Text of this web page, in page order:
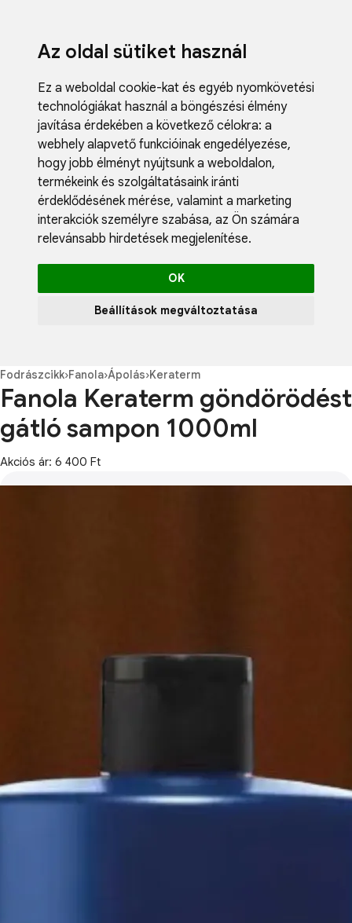
Az oldal sütiket használ
Ez a weboldal cookie-kat és egyéb nyomkövetési
technológiákat használ a böngészési élmény
javítása érdekében a következő célokra: a
webhely alapvető funkcióinak engedélyezése,
hogy jobb élményt nyújtsunk a weboldalon,
termékeink és szolgáltatásaink iránti
érdeklődésének mérése, valamint a marketing
interakciók személyre szabása, az Ön számára
relevánsabb hirdetések megjelenítése.
OK
Beállítások megváltoztatása
Blog
Fodrászcikk›Fanola›Ápolás›Keraterm
Fanola Keraterm göndörödést
gátló sampon 1000ml
Akciós ár: 6 400 Ft